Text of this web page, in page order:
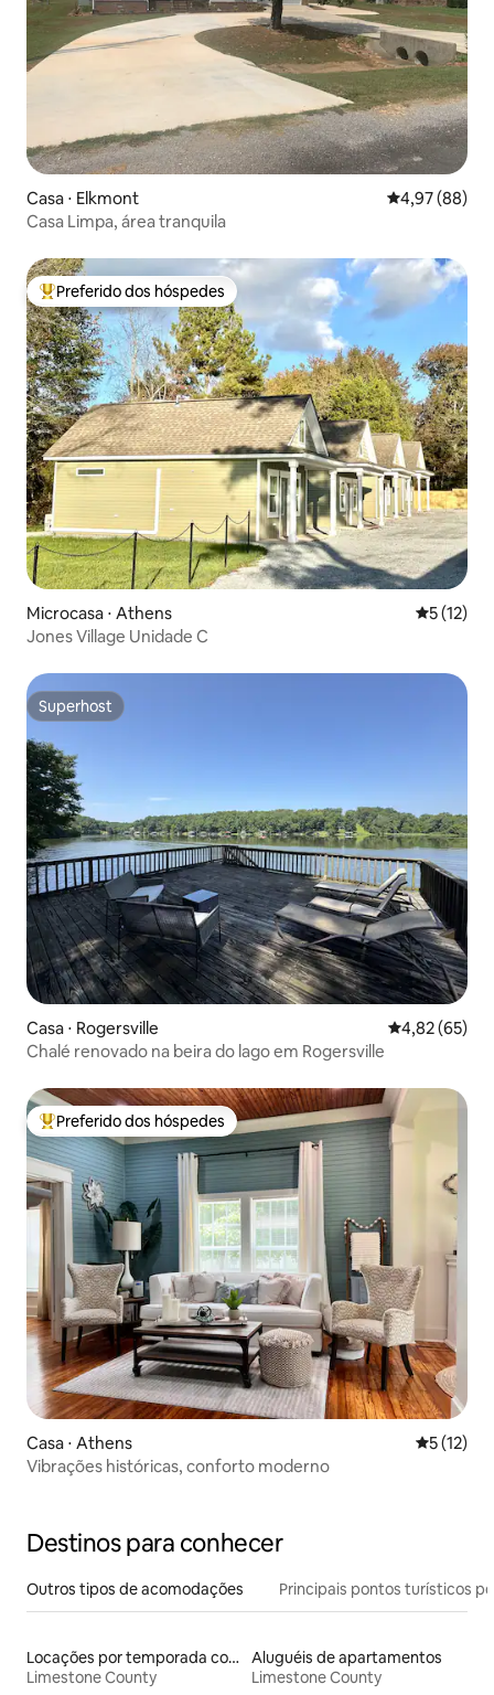
Casa ⋅ Elkmont 4,97 de uma
4,97 (88)
Casa Limpa, área tranquila
Entre os melhores preferidos dos hóspedes
Preferido dos hóspedes
Microcasa ⋅ Athens 5 de uma
5 (12)
Jones Village Unidade C
Superhost
Superhost
Casa ⋅ Rogersville 4,82 de uma
4,82 (65)
Chalé renovado na beira do lago em Rogersville
Entre os melhores preferidos dos hóspedes
Preferido dos hóspedes
Casa ⋅ Athens 5 de uma
5 (12)
Vibrações históricas, conforto moderno
Destinos para conhecer
Outros tipos de acomodações Principais pontos turísticos
Locações por temporada com piscina
Limestone County
Aluguéis de apartamentos
Limestone County